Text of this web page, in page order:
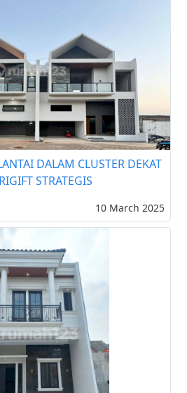
DALAM CLUSTER DEKAT
STRATEGIS
10 March 2025